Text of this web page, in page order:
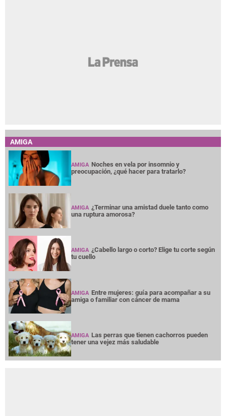
AMIGA
AMIGA Noches en vela por insomnio y
preocupación, ¿qué hacer para tratarlo?
AMIGA ¿Terminar una amistad duele tanto como
una ruptura amorosa?
AMIGA ¿Cabello largo o corto? Elige tu corte según
tu cuello
AMIGA Entre mujeres: guía para acompañar a su
amiga o familiar con cáncer de mama
AMIGA Las perras que tienen cachorros pueden
tener una vejez más saludable